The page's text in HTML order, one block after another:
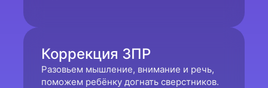
Коррекция ЗПР
Разовьем мышление, внимание и речь,
поможем ребёнку догнать сверстников.